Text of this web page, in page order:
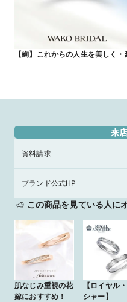
【絢】これからの人生を美しく・
来
資料請求
ブランド公式HP
この商品を見ている人に
肌なじみ重視の花
嫁におすすめ！
【ロイヤル
シャー】